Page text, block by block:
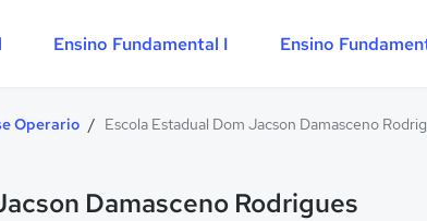
Ensino Fundamental I Ensino
Operario / Escola Estadual Dom Jacson Damasceno
Damasceno Rodrigues